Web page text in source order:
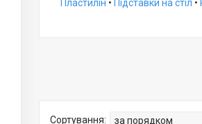
Пластилін • Підставки на стіл •